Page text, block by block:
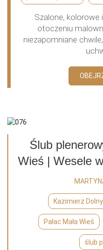
Szalone, kolorowe
otoczeniu
niezapomniane
Ślub
Wieś | Wesele
Kazimierz Dolny
Pałac Mała Wieś
ślub